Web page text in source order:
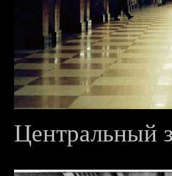
Центральный